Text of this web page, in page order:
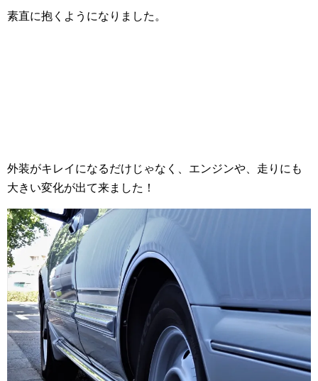
素直に抱くようになりました。
外装がキレイになるだけじゃなく、エンジンや、走りにも
大きい変化が出て来ました！